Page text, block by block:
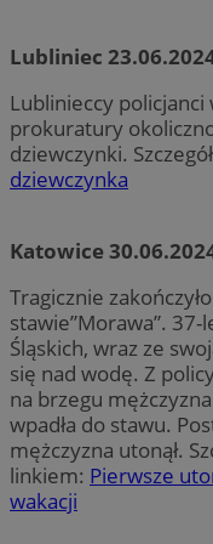
Lubliniec
Lublinieccy
prokuratury
dziewczynki.
dziewczynka
Katowice
Tragicznie
stawie”Morawa”.
Śląskich, wraz ze
się nad wodę. Z
na brzegu
wpadła do stawu.
mężczyzna utonął.
linkiem: Pierwsze
wakacji